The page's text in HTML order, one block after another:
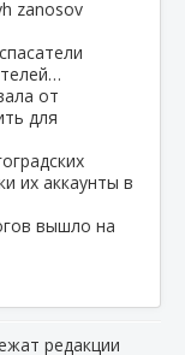
от
для
вышло на
редакции